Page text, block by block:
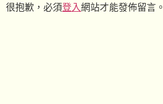
很抱歉，必須登入網站才能發佈留言。